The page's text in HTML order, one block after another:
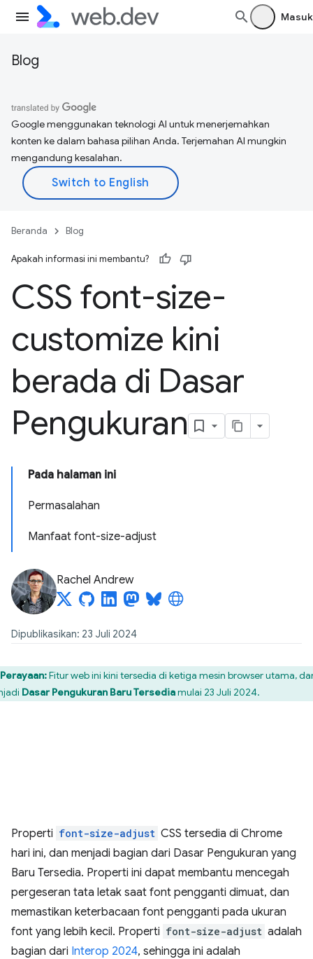
Masuk
Blog
Google menggunakan teknologi AI untuk menerjemahkan
konten ke dalam bahasa pilihan Anda. Terjemahan AI mungkin
mengandung kesalahan.
Beranda Blog
Apakah informasi ini membantu?
CSS font-size-
customize kini
berada di Dasar
Pengukuran
Pada halaman ini
Permasalahan
Manfaat font-size-adjust
Rachel Andrew
Dipublikasikan: 23 Juli 2024
Perayaan:Fitur web ini kini tersedia di ketiga mesin browser utama,
Dasar Pengukuran Baru Tersediamulai 23 Juli 2024.
Properti font-size-adjust CSS tersedia di Chrome
hari ini, dan menjadi bagian dari Dasar Pengukuran yang
Baru Tersedia. Properti ini dapat membantu mencegah
pergeseran tata letak saat font pengganti dimuat, dan
memastikan keterbacaan font pengganti pada ukuran
font yang lebih kecil. Properti font-size-adjust adalah
bagian dari Interop 2024, sehingga ini adalah